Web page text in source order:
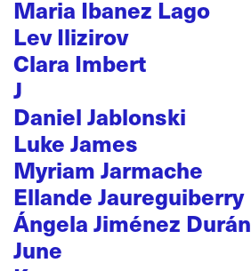
Maria Ibanez Lago
Lev Ilizirov
Clara Imbert
J
Daniel Jablonski
Luke James
Myriam Jarmache
Ellande Jaureguiberry
Ángela Jiménez Durán
June